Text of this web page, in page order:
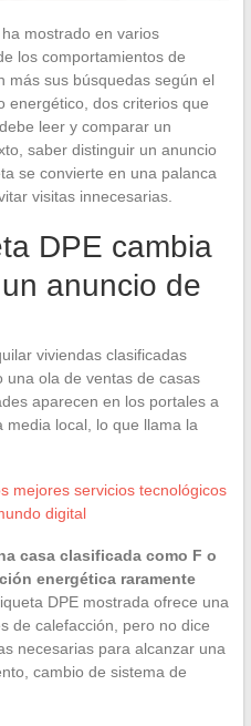
mostrado en varios
los comportamientos de
más sus búsquedas según el
energético, dos criterios que
leer y comparar un
saber distinguir un anuncio
se convierte en una palanca
visitas innecesarias.
DPE cambia
anuncio de
viviendas clasificadas
una ola de ventas de casas
aparecen en los portales a
local, lo que llama la
mejores servicios tecnológicos
digital
casa clasificada como F o
energética raramente
DPE mostrada ofrece una
de calefacción, pero no dice
necesarias para alcanzar una
cambio de sistema de